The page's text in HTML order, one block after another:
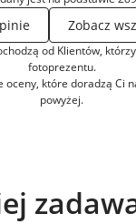
Zobacz
od Klientów,
fotoprezentu.
oceny, które doradzą Ci
powyżej.